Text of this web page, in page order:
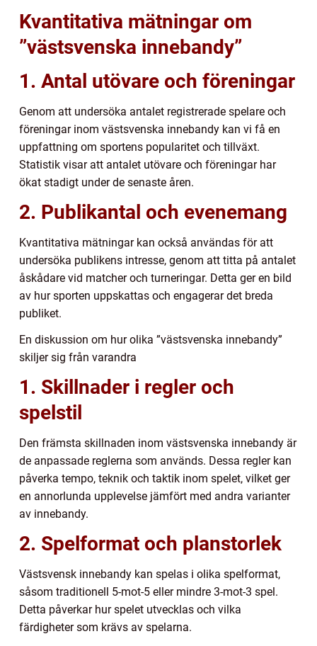
Kvantitativa mätningar om
”västsvenska innebandy”
1. Antal utövare och föreningar
Genom att undersöka antalet registrerade spelare och
föreningar inom västsvenska innebandy kan vi få en
uppfattning om sportens popularitet och tillväxt.
Statistik visar att antalet utövare och föreningar har
ökat stadigt under de senaste åren.
2. Publikantal och evenemang
Kvantitativa mätningar kan också användas för att
undersöka publikens intresse, genom att titta på antalet
åskådare vid matcher och turneringar. Detta ger en bild
av hur sporten uppskattas och engagerar det breda
publiket.
En diskussion om hur olika ”västsvenska innebandy”
skiljer sig från varandra
1. Skillnader i regler och
spelstil
Den främsta skillnaden inom västsvenska innebandy är
de anpassade reglerna som används. Dessa regler kan
påverka tempo, teknik och taktik inom spelet, vilket ger
en annorlunda upplevelse jämfört med andra varianter
av innebandy.
2. Spelformat och planstorlek
Västsvensk innebandy kan spelas i olika spelformat,
såsom traditionell 5-mot-5 eller mindre 3-mot-3 spel.
Detta påverkar hur spelet utvecklas och vilka
färdigheter som krävs av spelarna.